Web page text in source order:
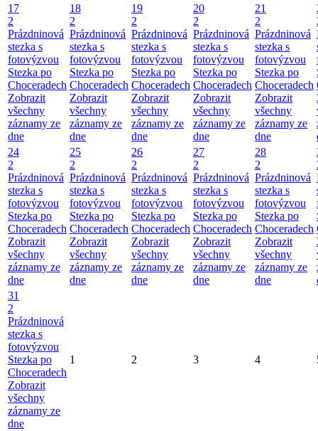
17
2
Prázdninová
stezka s
fotovýzvou
Stezka po
Choceradech
Zobrazit
všechny
záznamy ze
dne
18
2
Prázdninová
stezka s
fotovýzvou
Stezka po
Choceradech
Zobrazit
všechny
záznamy ze
dne
19
2
Prázdninová
stezka s
fotovýzvou
Stezka po
Choceradech
Zobrazit
všechny
záznamy ze
dne
20
2
Prázdninová
stezka s
fotovýzvou
Stezka po
Choceradech
Zobrazit
všechny
záznamy ze
dne
21
2
Prázdninová
stezka s
fotovýzvou
Stezka po
Choceradech
Zobrazit
všechny
záznamy ze
dne
24
2
Prázdninová
stezka s
fotovýzvou
Stezka po
Choceradech
Zobrazit
všechny
záznamy ze
dne
25
2
Prázdninová
stezka s
fotovýzvou
Stezka po
Choceradech
Zobrazit
všechny
záznamy ze
dne
26
2
Prázdninová
stezka s
fotovýzvou
Stezka po
Choceradech
Zobrazit
všechny
záznamy ze
dne
27
2
Prázdninová
stezka s
fotovýzvou
Stezka po
Choceradech
Zobrazit
všechny
záznamy ze
dne
28
2
Prázdninová
stezka s
fotovýzvou
Stezka po
Choceradech
Zobrazit
všechny
záznamy ze
dne
31
2
Prázdninová
stezka s
fotovýzvou
Stezka po
Choceradech
Zobrazit
všechny
záznamy ze
dne
1 2 3 4